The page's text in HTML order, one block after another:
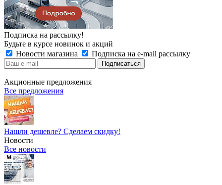
Подписка на рассылку!
Будьте в курсе новинок и акций
Новости магазина
Подписка на e-mail рассылку
Акционные предложения
Все предложения
Нашли дешевле? Сделаем скидку!
Новости
Все новости